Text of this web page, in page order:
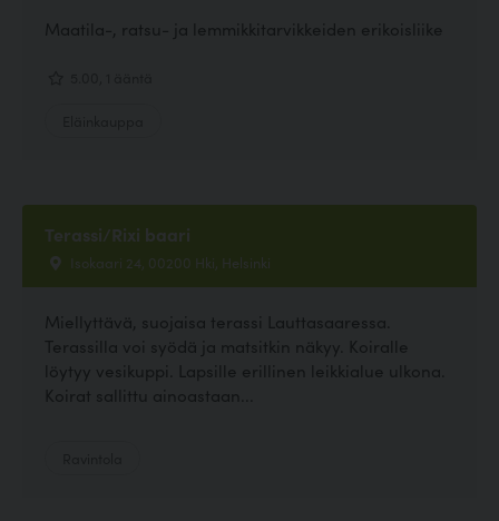
Maatila-, ratsu- ja lemmikkitarvikkeiden erikoisliike
Terassi/Rixi baari
Isokaari 24, 00200 Hki, Helsinki
Miellyttävä, suojaisa terassi Lauttasaaressa.
Terassilla voi syödä ja matsitkin näkyy. Koiralle
löytyy vesikuppi. Lapsille erillinen leikkialue ulkona.
Koirat sallittu ainoastaan...